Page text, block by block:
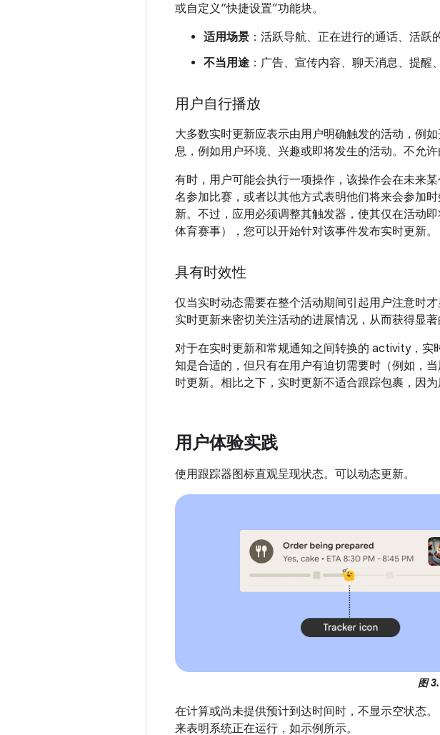
或自定义“快捷设置”功能块。
适用场景 ：活跃导航、正在进行的通话、活跃
不当用途 ：广告、宣传内容、聊天消息、提醒
用户自行播放
大多数实时更新应表示由用户明确触发的活动，例
息，例如用户环境、兴趣或即将发生的活动。不允
有时，用户可能会执行一项操作，该操作会在未来
名参加比赛，或者以其他方式表明他们将来会参加
新。不过，应用必须调整其触发器，使其仅在活动
体育赛事），您可以开始针对该事件发布实时更新
具有时效性
仅当实时动态需要在整个活动期间引起用户注意时
实时更新来密切关注活动的进展情况，从而获得显著
对于在实时更新和常规通知之间转换的 activity，实
知是合适的，但只有在用户有迫切需要时（例如，
时更新。相比之下，实时更新不适合跟踪包裹，因为
用户体验实践
使用跟踪器图标直观呈现状态。可以动态更新。
图 3.
在计算或尚未提供预计到达时间时，不显示空状态
来表明系统正在运行，如示例所示。